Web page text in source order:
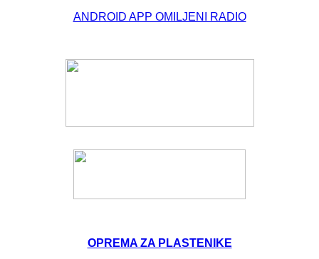
ANDROID APP OMILJENI RADIO
OPREMA ZA PLASTENIKE